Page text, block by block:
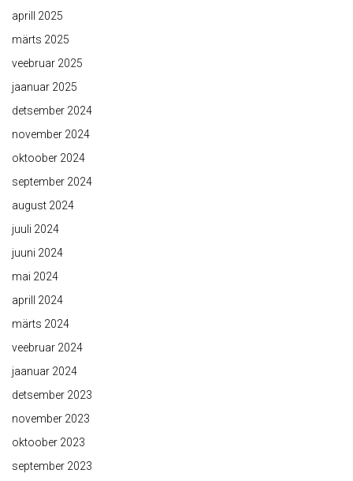
aprill 2025
märts 2025
veebruar 2025
jaanuar 2025
detsember 2024
november 2024
oktoober 2024
september 2024
august 2024
juuli 2024
juuni 2024
mai 2024
aprill 2024
märts 2024
veebruar 2024
jaanuar 2024
detsember 2023
november 2023
oktoober 2023
september 2023